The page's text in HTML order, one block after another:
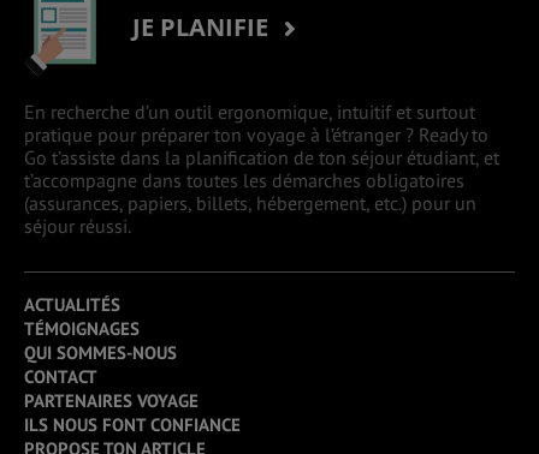
JE PLANIFIE
En recherche d’un outil ergonomique, intuitif et surtout
pratique pour préparer ton voyage à l’étranger ? Ready to
Go t’assiste dans la planification de ton séjour étudiant, et
t’accompagne dans toutes les démarches obligatoires
(assurances, papiers, billets, hébergement, etc.) pour un
séjour réussi.
ACTUALITÉS
TÉMOIGNAGES
QUI SOMMES-NOUS
CONTACT
PARTENAIRES VOYAGE
ILS NOUS FONT CONFIANCE
PROPOSE TON ARTICLE